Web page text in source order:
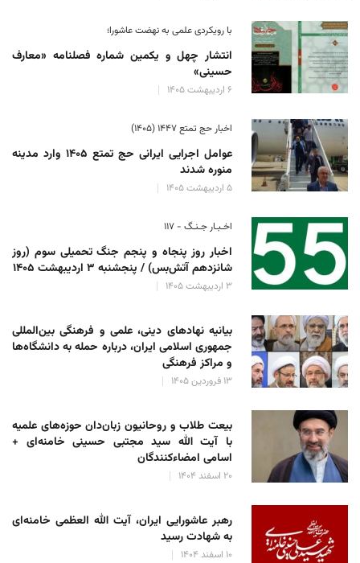
با رویکردی علمی به نهضت عاشورا؛
انتشار چهل و یکمین شماره فصلنامه «معارف
حسینی»
۶ اردیبهشت ۱۴۰۵
اخبار حج تمتع ۱۴۴۷ (۱۴۰۵)
عوامل اجرایی ایرانی حج تمتع ۱۴۰۵ وارد مدینه
منوره ‌شدند
۵ اردیبهشت ۱۴۰۵
اخـبـار جـنـگ - ۱۱۷
اخبار روز پنجاه و پنجم جنگ تحمیلی سوم (روز
شانزدهم آتش‌بس) / پنجشنبه ۳ اردیبهشت ۱۴۰۵
۳ اردیبهشت ۱۴۰۵
بیانیه نهادهای دینی، علمی و فرهنگی بین‌المللی
جمهوری اسلامی ایران، درباره حمله به دانشگاه‌ها
و مراکز فرهنگی
۱۳ فروردین ۱۴۰۵
بیعت طلاب و روحانیون زبان‌دان حوزه‌های علمیه
با آیت الله سید مجتبی حسینی خامنه‌ای +
اسامی امضاءکنندگان
۲۰ اسفند ۱۴۰۴
رهبر عاشورایی ایران، آیت الله العظمی خامنه‌ای
به شهادت رسید
۱۰ اسفند ۱۴۰۴